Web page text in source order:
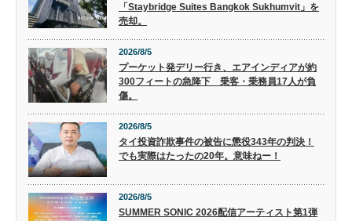
「Staybridge Suites Bangkok Sukhumvit」を
売却。
2026/8/5
プーケット発デリー行き、エアインディアが約
300フィートの急降下 乗客・乗務員17人が負
傷。
2026/8/5
タイ投資詐欺事件の被告に懲役343年の判決！
でも実際はたったの20年。意味ねー！
2026/8/5
SUMMER SONIC 2026配信アーティスト第1弾